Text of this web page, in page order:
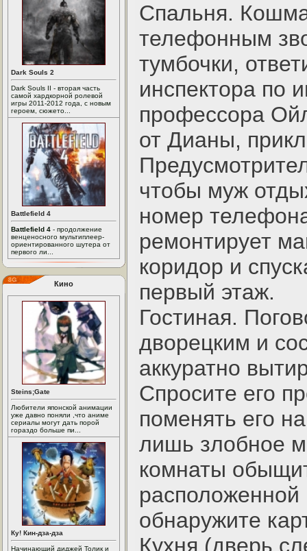
Dark Souls 2
Dark Souls II - вторая часть
самой хардкорной ролевой
игры 2011-2012 года, с новым
героем, сюжето...
Battlefield 4
Battlefield 4 - продолжение
венценосного мультиплеер-
ориентированного шутера от
первого ли...
Кино
Steins;Gate
Любители японской анимации
уже давно поняли ,что аниме
сериалы могут дать порой
гораздо больше пи...
Ку! Кин-дза-дза
Начинающий диджей Толик и
Спальня.
телефонным
тумбочки,
инспектора по
профессора
от Дианы,
чтобы муж
номер
ремонтирует
коридор и
первый этаж.
Гостиная.
дворецким и
аккуратно
Спросите его
поменять его
лишь злобное
комнаты
обнаружите
Кухня (дверь